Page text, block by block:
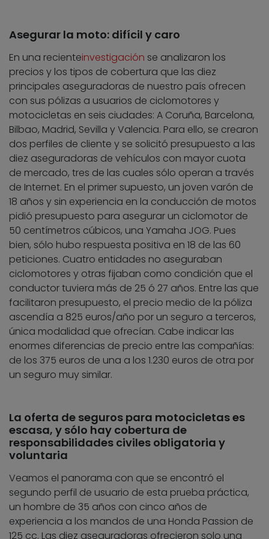
Asegurar la moto: difícil y caro
En una recienteinvestigación se analizaron los
precios y los tipos de cobertura que las diez
principales aseguradoras de nuestro país ofrecen
con sus pólizas a usuarios de ciclomotores y
motocicletas en seis ciudades: A Coruña, Barcelona,
Bilbao, Madrid, Sevilla y Valencia. Para ello, se crearon
dos perfiles de cliente y se solicitó presupuesto a las
diez aseguradoras de vehículos con mayor cuota
de mercado, tres de las cuales sólo operan a través
de Internet. En el primer supuesto, un joven varón de
18 años y sin experiencia en la conducción de motos
pidió presupuesto para asegurar un ciclomotor de
50 centímetros cúbicos, una Yamaha JOG. Pues
bien, sólo hubo respuesta positiva en 18 de las 60
peticiones. Cuatro entidades no aseguraban
ciclomotores y otras fijaban como condición que el
conductor tuviera más de 25 ó 27 años. Entre las que
facilitaron presupuesto, el precio medio de la póliza
ascendía a 825 euros/año por un seguro a terceros,
única modalidad que ofrecían. Cabe indicar las
enormes diferencias de precio entre las compañías:
de los 375 euros de una a los 1.230 euros de otra por
un seguro muy similar.
La oferta de seguros para motocicletas es
escasa, y sólo hay cobertura de
responsabilidades civiles obligatoria y
voluntaria
Veamos el panorama con que se encontró el
segundo perfil de usuario de esta prueba práctica,
un hombre de 35 años con cinco años de
experiencia a los mandos de una Honda Passion de
125 cc. Las diez aseguradoras ofrecieron solo una